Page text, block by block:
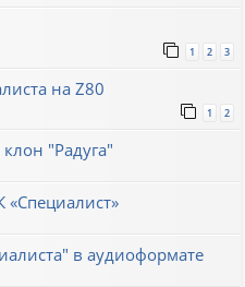
1 2 3
на Z80
1 2
"Радуга"
«Специалист»
в аудиоформате